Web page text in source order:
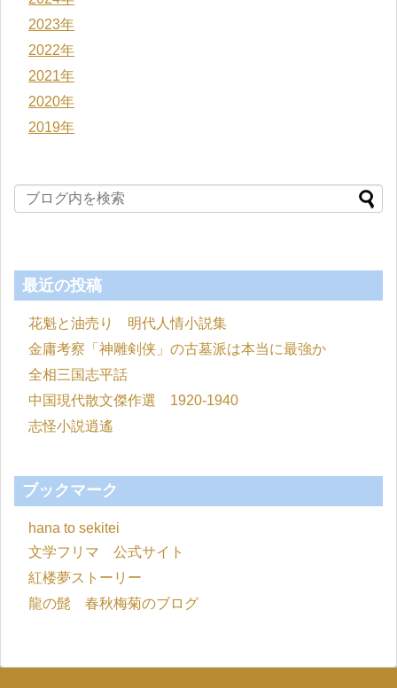
2023年
2022年
2021年
2020年
2019年
最近の投稿
花魁と油売り 明代人情小説集
金庸考察「神雕剣侠」の古墓派は本当に最強か
全相三国志平話
中国現代散文傑作選 1920-1940
志怪小説逍遙
ブックマーク
hana to sekitei
文学フリマ 公式サイト
紅楼夢ストーリー
龍の髭 春秋梅菊のブログ